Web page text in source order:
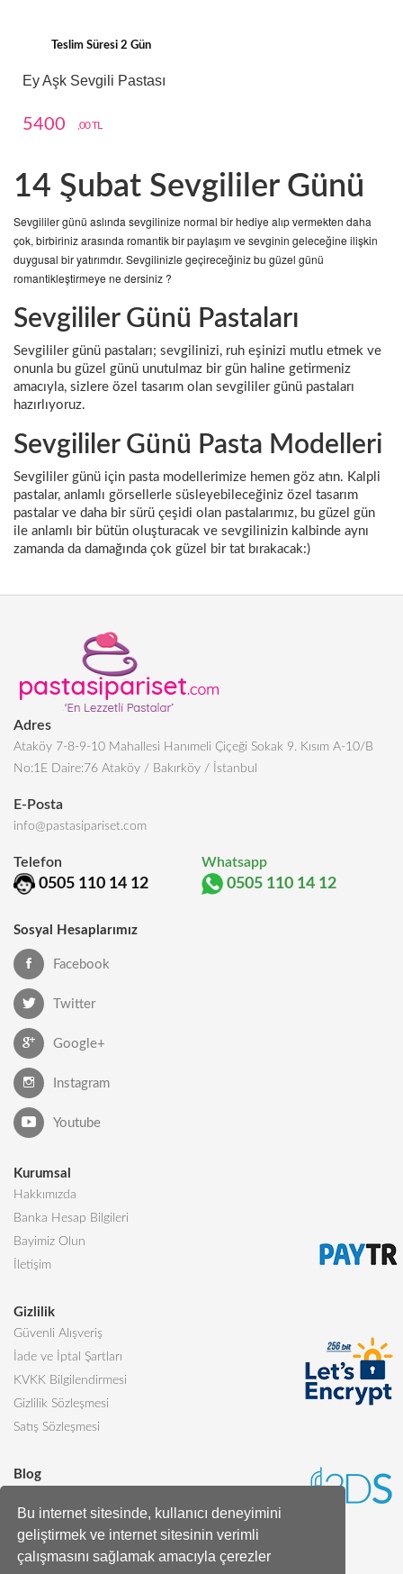
Bu internet sitesinde, kullanıcı deneyimini
geliştirmek ve internet sitesinin verimli
çalışmasını sağlamak amacıyla çerezler
Teslim Süresi 2 Gün
Ey Aşk Sevgili Pastası
5400 ,00 TL
14 Şubat Sevgililer Günü
Sevgililer günü aslında sevgilinize normal bir hediye alıp vermekten daha
çok, birbiriniz arasında romantik bir paylaşım ve sevginin geleceğine ilişkin
duygusal bir yatırımdır. Sevgilinizle geçireceğiniz bu güzel günü
romantikleştirmeye ne dersiniz ?
Sevgililer Günü Pastaları
Sevgililer günü pastaları; sevgilinizi, ruh eşinizi mutlu etmek ve
onunla bu güzel günü unutulmaz bir gün haline getirmeniz
amacıyla, sizlere özel tasarım olan sevgililer günü pastaları
hazırlıyoruz.
Sevgililer Günü Pasta Modelleri
Sevgililer günü için pasta modellerimize hemen göz atın. Kalpli
pastalar, anlamlı görsellerle süsleyebileceğiniz özel tasarım
pastalar ve daha bir sürü çeşidi olan pastalarımız, bu güzel gün
ile anlamlı bir bütün oluşturacak ve sevgilinizin kalbinde aynı
zamanda da damağında çok güzel bir tat bırakacak:)
Adres
Ataköy 7-8-9-10 Mahallesi Hanımeli Çiçeği Sokak 9. Kısım A-10/B
No:1E Daire:76 Ataköy / Bakırköy / İstanbul
E-Posta
info@pastasipariset.com
Telefon
0505 110 14 12
Whatsapp
0505 110 14 12
Sosyal Hesaplarımız
Facebook
Twitter
Google+
Instagram
Youtube
Kurumsal
Hakkımızda
Banka Hesap Bilgileri
Bayimiz Olun
İletişim
Gizlilik
Güvenli Alışveriş
İade ve İptal Şartları
KVKK Bilgilendirmesi
Gizlilik Sözleşmesi
Satış Sözleşmesi
Blog
Butik Pasta Nedir?
Tüm Blog Yazıları